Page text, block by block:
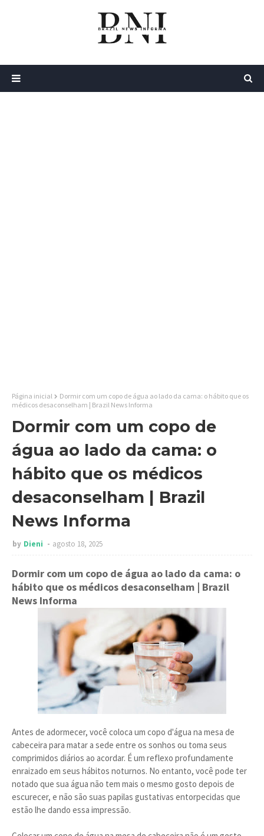
Página inicial
Dormir com um copo de água ao lado da cama: o hábito que os
médicos desaconselham | Brazil News Informa
Dormir com um copo de
água ao lado da cama: o
hábito que os médicos
desaconselham | Brazil
News Informa
by Dieni agosto 18, 2025
Dormir com um copo de água ao lado da cama: o
hábito que os médicos desaconselham | Brazil
News Informa
Antes de adormecer, você coloca um copo d'água na mesa de
cabeceira para matar a sede entre os sonhos ou toma seus
comprimidos diários ao acordar. É um reflexo profundamente
enraizado em seus hábitos noturnos. No entanto, você pode ter
notado que sua água não tem mais o mesmo gosto depois de
escurecer, e não são suas papilas gustativas entorpecidas que
estão lhe dando essa impressão.